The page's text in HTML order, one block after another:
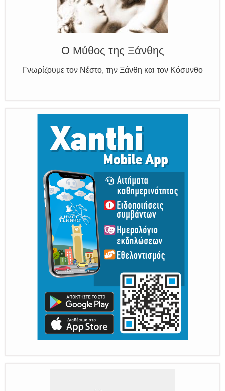
Ο Μύθος της Ξάνθης
Γνωρίζουμε τον Νέστο, την Ξάνθη και τον Κόσυνθο
Αξίζει να το επισκεφθείς στην Ορφέως 33